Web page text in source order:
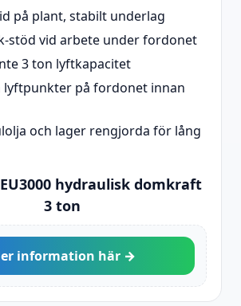
på plant, stabilt underlag
stöd vid arbete under fordonet
3 ton lyftkapacitet
lyftpunkter på fordonet innan
och lager rengjorda för lång
hydraulisk domkraft
3 ton
information här →